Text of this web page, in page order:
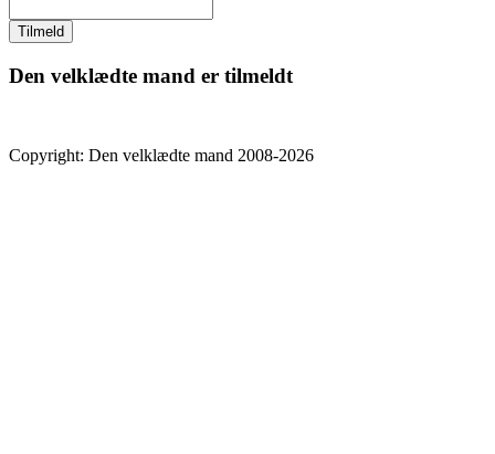
Den velklædte mand er tilmeldt
Copyright: Den velklædte mand 2008-2026